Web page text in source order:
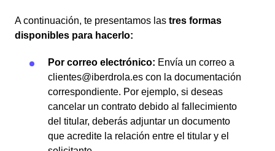
A continuación, te presentamos las tres formas
disponibles para hacerlo:
Por correo electrónico: Envía un correo a
clientes@iberdrola.es con la documentación
correspondiente. Por ejemplo, si deseas
cancelar un contrato debido al fallecimiento
del titular, deberás adjuntar un documento
que acredite la relación entre el titular y el